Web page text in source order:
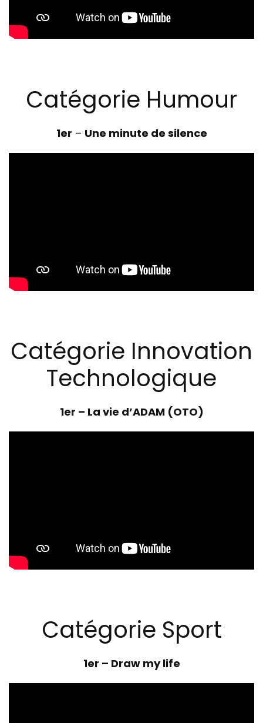
Catégorie Humour
1er – Une minute de silence
Catégorie Innovation
Technologique
1er – La vie d’ADAM (OTO)
Catégorie Sport
1er – Draw my life